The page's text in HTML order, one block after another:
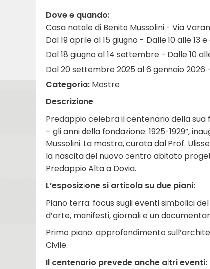
Dove e quando:
Casa natale di Benito Mussolini - Via
Dal 19 aprile al 15 giugno - Dalle 10 alle 13 e
Dal 18 giugno al 14 settembre - Dalle 10
Dal 20 settembre 2025 al 6 gennaio 2026 -
Categoria: Mostre
Descrizione
Predappio celebra il centenario della sua
– gli anni della fondazione: 1925-1929”,
Mussolini. La mostra, curata dal Prof.
la nascita del nuovo centro abitato
Predappio Alta a Dovia.
L’esposizione si articola su due piani:
Piano terra: focus sugli eventi simbolici
d’arte, manifesti, giornali e un
Primo piano: approfondimento
Civile.
Il centenario prevede anche altri eventi: